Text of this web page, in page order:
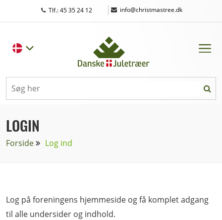
Tlf.: 45 35 24 12 | info@christmastree.dk
LOGIN
Forside Log ind
Log på foreningens hjemmeside og få komplet adgang
til alle undersider og indhold.